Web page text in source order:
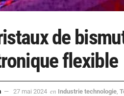
de
flexible
27 mai 2024 en Industrie technologie